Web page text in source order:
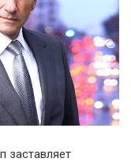
заставляет